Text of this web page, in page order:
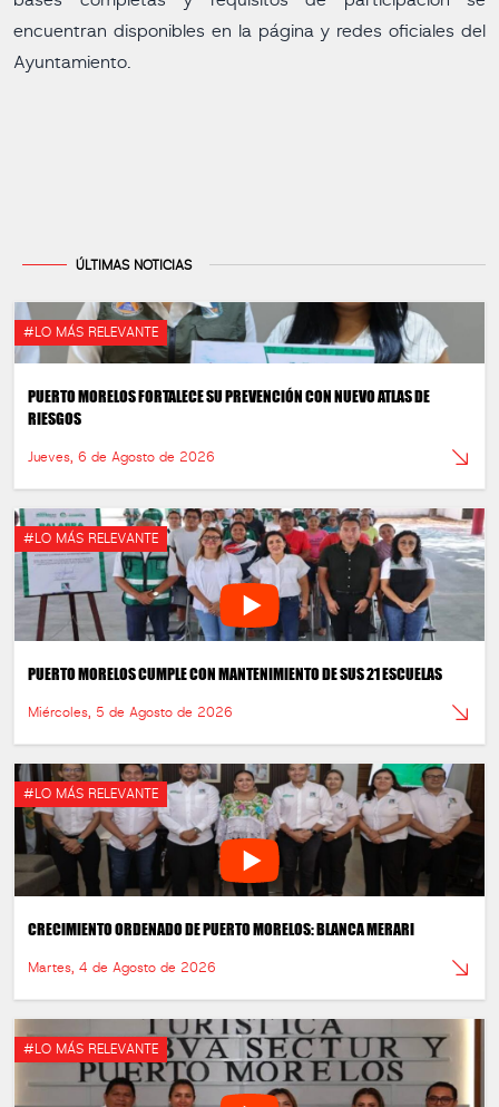
encuentran disponibles en la página y redes oficiales del
Ayuntamiento.
ÚLTIMAS NOTICIAS
#LO MÁS RELEVANTE
PUERTO MORELOS FORTALECE SU PREVENCIÓN CON NUEVO ATLAS DE
RIESGOS
Jueves, 6 de Agosto de 2026
#LO MÁS RELEVANTE
PUERTO MORELOS CUMPLE CON MANTENIMIENTO DE SUS 21 ESCUELAS
Miércoles, 5 de Agosto de 2026
#LO MÁS RELEVANTE
CRECIMIENTO ORDENADO DE PUERTO MORELOS: BLANCA MERARI
Martes, 4 de Agosto de 2026
#LO MÁS RELEVANTE